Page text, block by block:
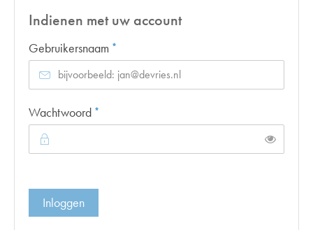
Indienen met uw account
Gebruikersnaam *
Wachtwoord *
Inloggen